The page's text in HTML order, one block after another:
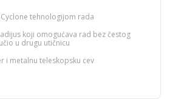
tehnologijom rada
koji omogućava rad bez čestog
u drugu utičnicu
i metalnu teleskopsku cev